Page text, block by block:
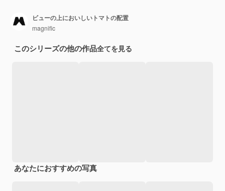
ビューの上においしいトマトの配置
magnific
このシリーズの他の作品全てを見る
あなたにおすすめの写真